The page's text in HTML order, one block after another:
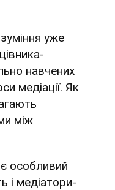
уже
навчених
медіації. Як
між
особливий
і медіатори-